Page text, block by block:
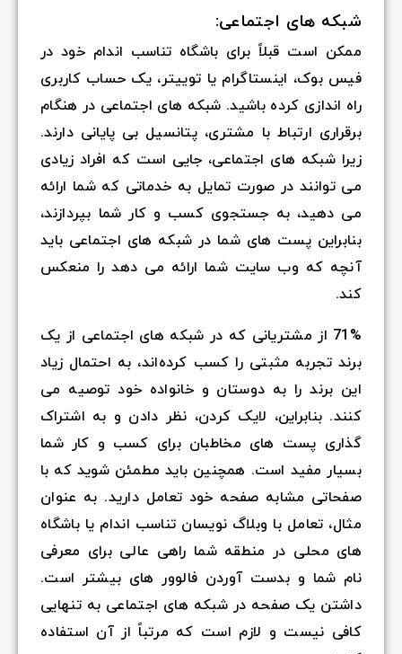
شبکه های اجتماعی:
ممکن است قبلاً برای باشگاه تناسب اندام خود در
فیس بوک، اینستاگرام یا توییتر، یک حساب کاربری
راه اندازی کرده باشید. شبکه های اجتماعی در هنگام
برقراری ارتباط با مشتری، پتانسیل بی پایانی دارند.
زیرا شبکه های اجتماعی، جایی است که افراد زیادی
می توانند در صورت تمایل به خدماتی که شما ارائه
می دهید، به جستجوی کسب و کار شما بپردازند،
بنابراین پست های شما در شبکه های اجتماعی باید
آنچه که وب سایت شما ارائه می دهد را منعکس
کند.
71% از مشتریانی که در شبکه های اجتماعی از یک
برند تجربه مثبتی را کسب کرده‌اند، به احتمال زیاد
این برند را به دوستان و خانواده خود توصیه می
کنند. بنابراین، لایک کردن، نظر دادن و به اشتراک
گذاری پست های مخاطبان برای کسب و کار شما
بسیار مفید است. همچنین باید مطمئن شوید که با
صفحاتی مشابه صفحه خود تعامل دارید. به عنوان
مثال، تعامل با وبلاگ نویسان تناسب اندام یا باشگاه
های محلی در منطقه شما راهی عالی برای معرفی
نام شما و بدست آوردن فالوور های بیشتر است.
داشتن یک صفحه در شبکه های اجتماعی به تنهایی
کافی نیست و لازم است که مرتباً از آن استفاده